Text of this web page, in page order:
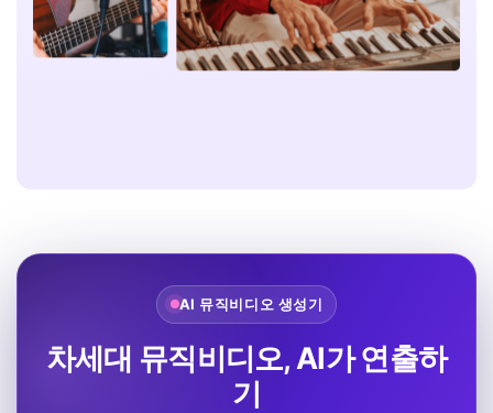
AI 뮤직비디오 생성기
차세대 뮤직비디오, AI가 연출하
기